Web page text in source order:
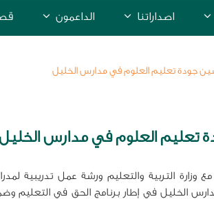
اصداراتنا الداعمون
جودة تعليم العلوم في مدارس الخليل
تعليم العلوم في مدارس
وزارة التربية والتعليم ورشة عمل تدريبية
الخليل في إطار برنامج الحق في التعليم